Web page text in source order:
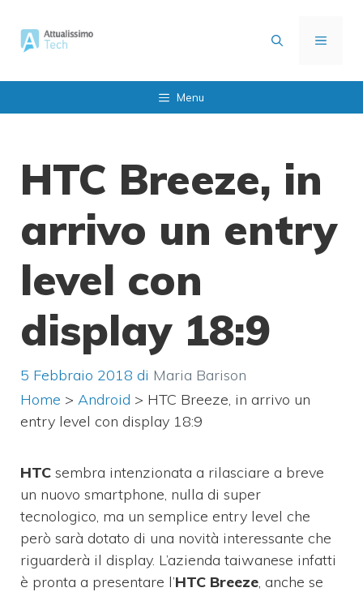
contenuto
MENU
Menu
HTC Breeze, in
arrivo un entry
level con
display 18:9
5 Febbraio 2018 di Maria Barison
Home > Android > HTC Breeze, in arrivo un
entry level con display 18:9
HTC sembra intenzionata a rilasciare a breve
un nuovo smartphone, nulla di super
tecnologico, ma un semplice entry level che
però sarà dotato di una novità interessante che
riguarderà il display. L’azienda taiwanese infatti
è pronta a presentare l’HTC Breeze, anche se